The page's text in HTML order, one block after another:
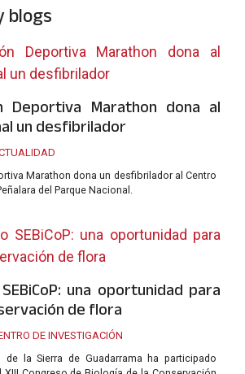
blogs
Deportiva Marathon dona al
un desfibrilador
Marathon dona un desfibrilador al Centro
del Parque Nacional.
una oportunidad para
de flora
DE INVESTIGACIÓN
de la Sierra de Guadarrama ha participado